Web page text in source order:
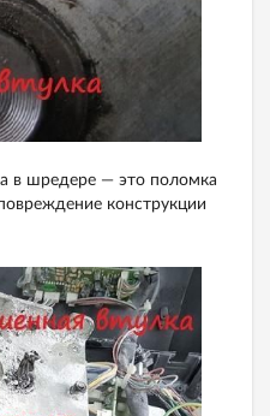
в шредере — это поломка
конструкции